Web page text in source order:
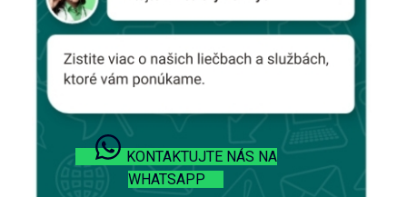
KONTAKTUJTE NÁS NA
WHATSAPP